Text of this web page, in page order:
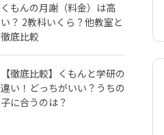
くもんの月謝（料金）は高
い？ 2教科いくら？他教室と
徹底比較
【徹底比較】くもんと学研の
違い！どっちがいい？うちの
子に合うのは？